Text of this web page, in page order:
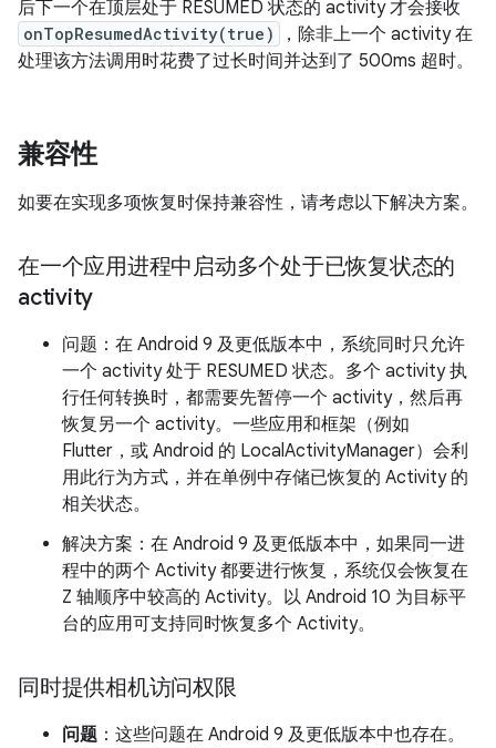
后下一个在顶层处于 RESUMED 状态的 activity 才会接收
onTopResumedActivity(true)
，除非上一个 activity 在
处理该方法调用时花费了过长时间并达到了 500ms 超时。
兼容性
如要在实现多项恢复时保持兼容性，请考虑以下解决方案。
在一个应用进程中启动多个处于已恢复状态的
activity
问题：在 Android 9 及更低版本中，系统同时只允许
一个 activity 处于 RESUMED 状态。多个 activity 执
行任何转换时，都需要先暂停一个 activity，然后再
恢复另一个 activity。一些应用和框架（例如
Flutter，或 Android 的 LocalActivityManager）会利
用此行为方式，并在单例中存储已恢复的 Activity 的
相关状态。
解决方案：在 Android 9 及更低版本中，如果同一进
程中的两个 Activity 都要进行恢复，系统仅会恢复在
Z 轴顺序中较高的 Activity。以 Android 10 为目标平
台的应用可支持同时恢复多个 Activity。
同时提供相机访问权限
问题 ：这些问题在 Android 9 及更低版本中也存在。